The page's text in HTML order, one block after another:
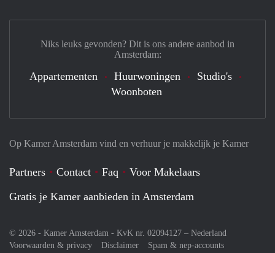
Op Kamer Amsterdam vind en verhuur je makkelijk je Kamer
Partners Contact Faq
Voor Makelaars
Gratis je Kamer aanbieden in Amsterdam
© 2026 - Kamer Amsterdam - KvK nr. 02094127 – Nederland
Voorwaarden & privacy
Disclaimer Spam & nep-accounts
Niks leuks gevonden? Dit is ons andere aanbod in
Amsterdam:
Appartementen Huurwoningen
Studio's
Woonboten